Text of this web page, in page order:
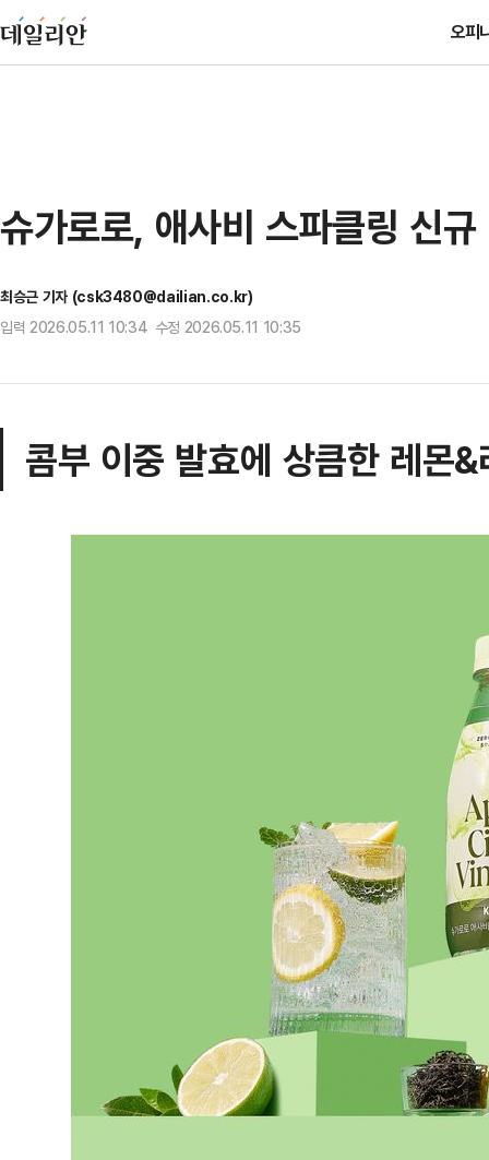
오피
슈가로로, 애사비 스파클링 신
최승근 기자 (csk3480@dailian.co.kr)
입력 2026.05.11 10:34 수정 2026.05.11 10:35
콤부 이중 발효에 상큼한 레몬